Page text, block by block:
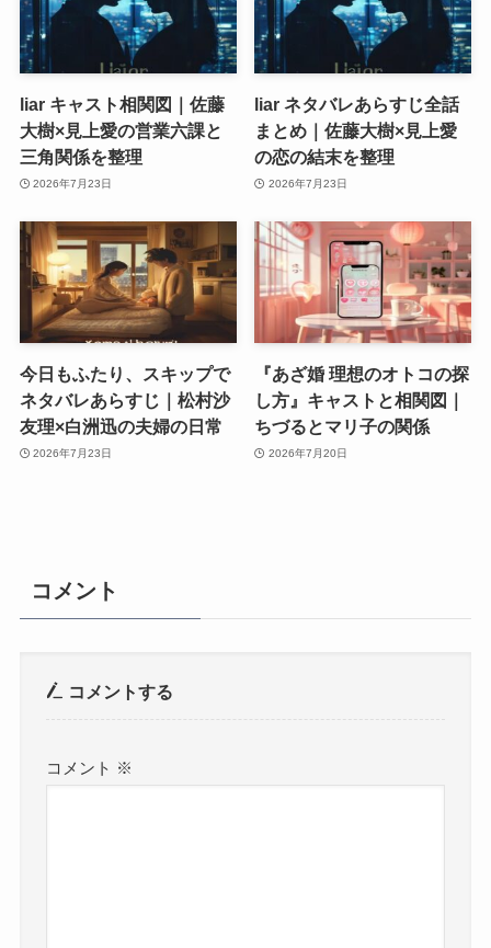
liar キャスト相関図｜佐藤
大樹×見上愛の営業六課と
三角関係を整理
2026年7月23日
liar ネタバレあらすじ全話
まとめ｜佐藤大樹×見上愛
の恋の結末を整理
2026年7月23日
今日もふたり、スキップで
ネタバレあらすじ｜松村沙
友理×白洲迅の夫婦の日常
2026年7月23日
『あざ婚 理想のオトコの探
し方』キャストと相関図｜
ちづるとマリ子の関係
2026年7月20日
コメント
コメントする
コメント ※